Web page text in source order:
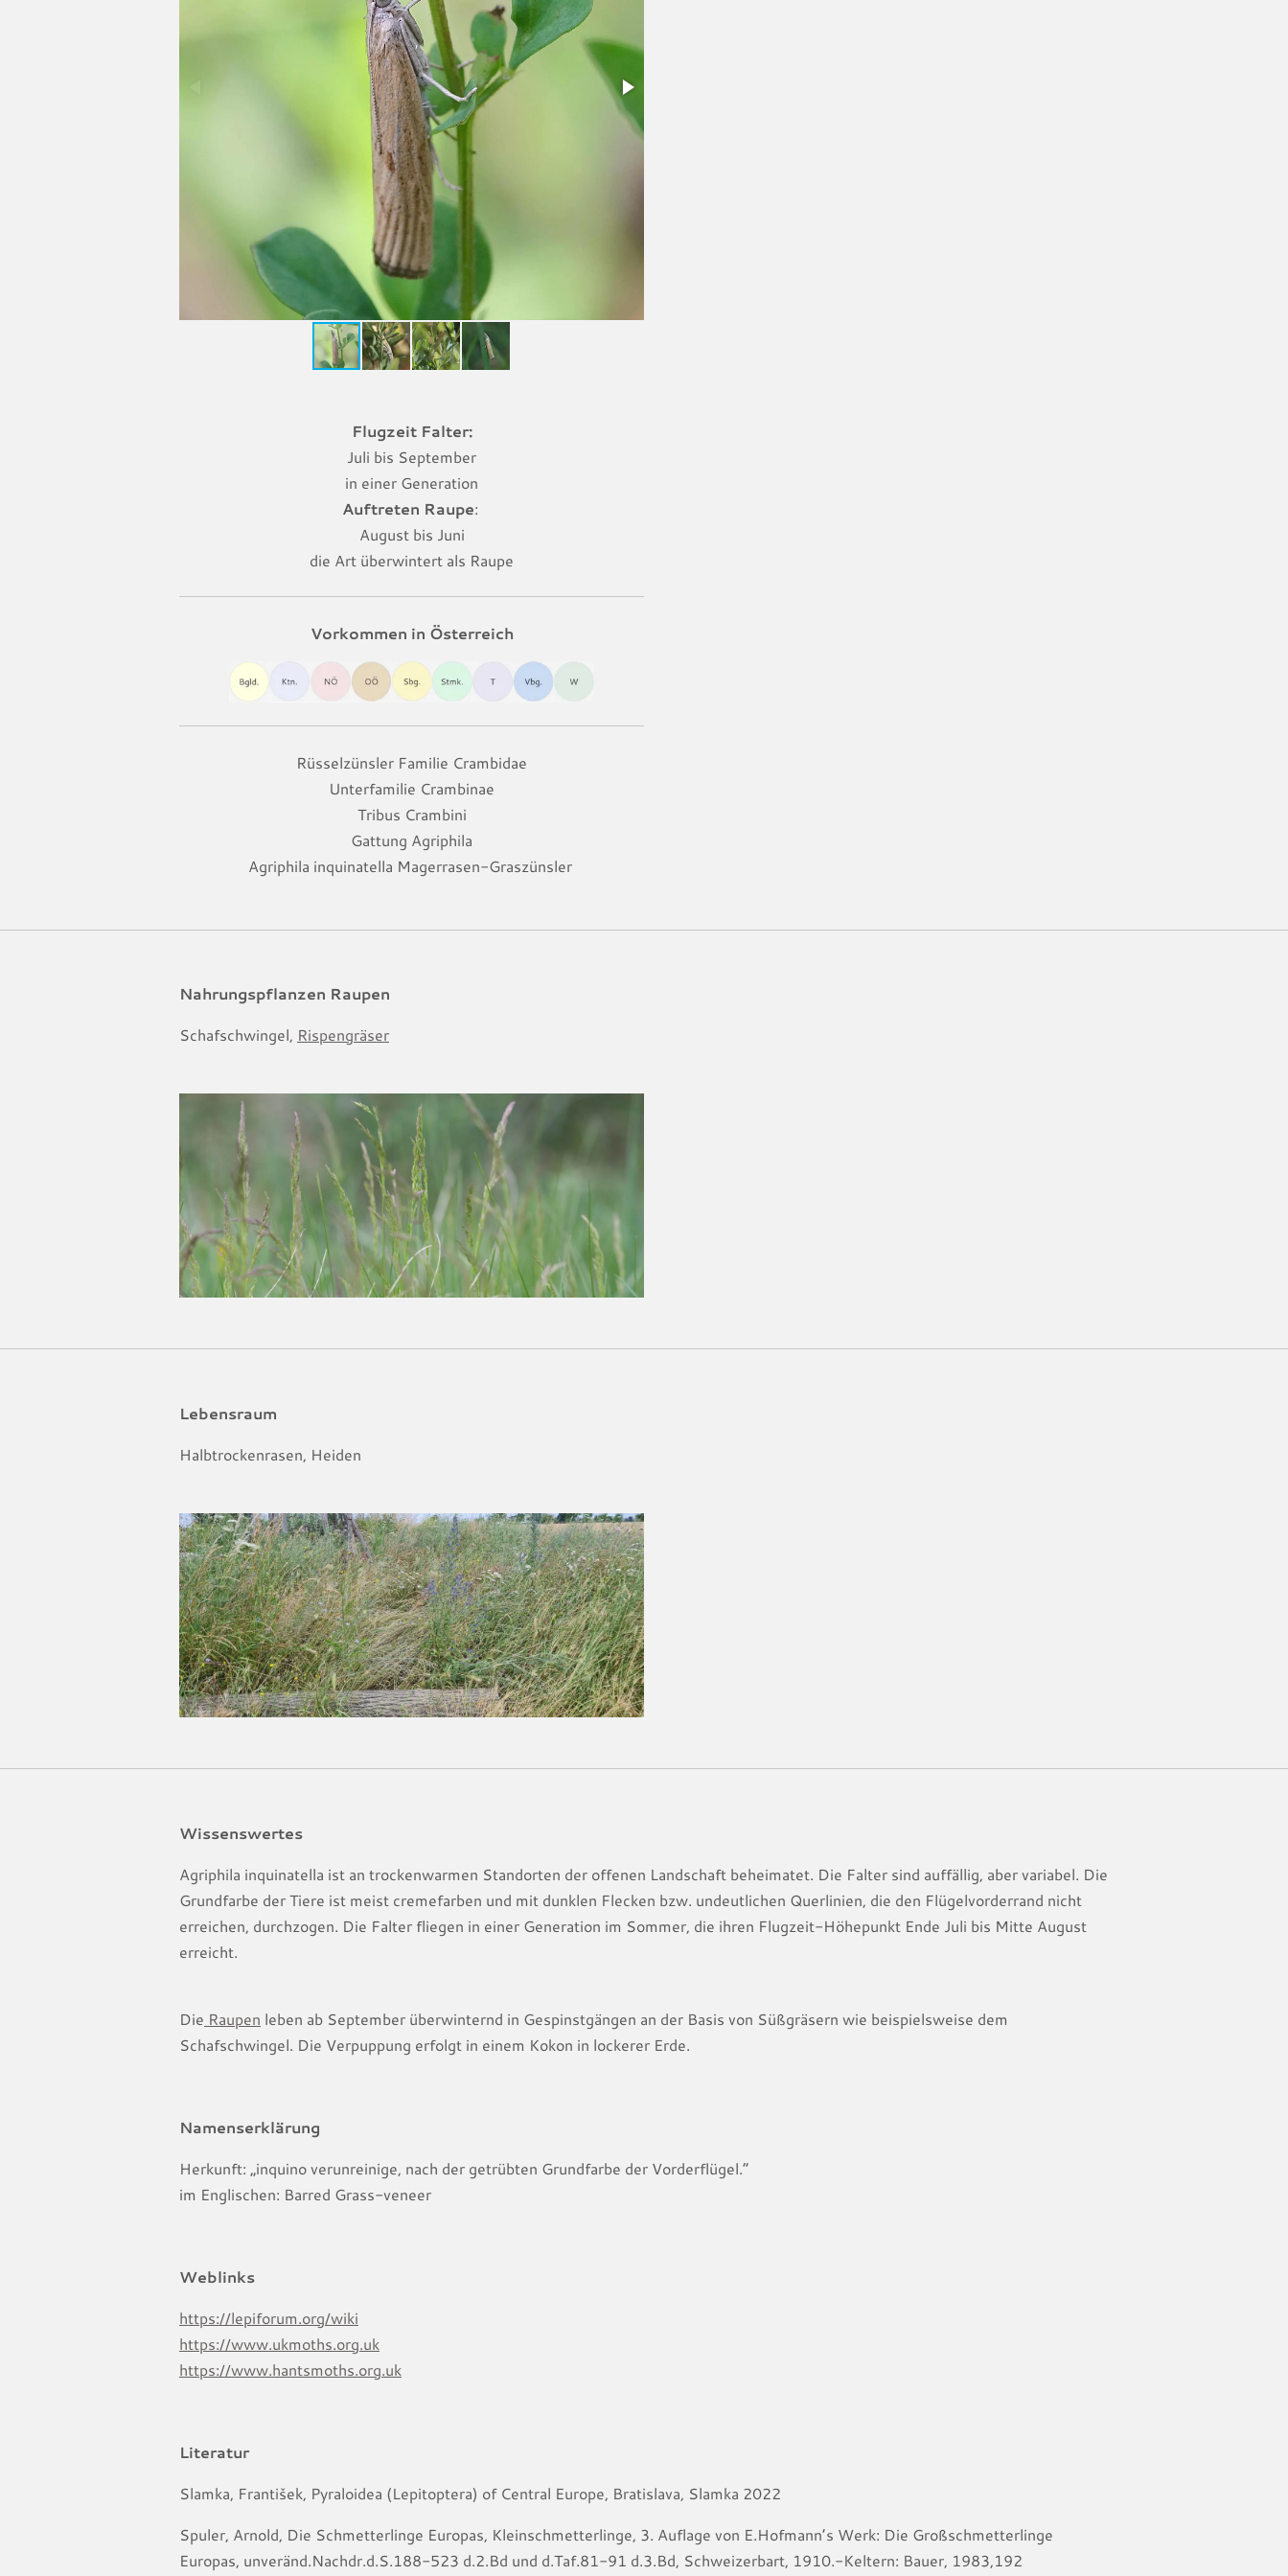
Flugzeit Falter:
Juli bis September
in einer Generation
Auftreten Raupe:
August bis Juni
die Art überwintert als Raupe
Vorkommen in Österreich
Rüsselzünsler Familie Crambidae
Unterfamilie Crambinae
Tribus Crambini
Gattung Agriphila
Agriphila inquinatella Magerrasen-Graszünsler
Nahrungspflanzen Raupen
Schafschwingel, Rispengräser
Lebensraum
Halbtrockenrasen, Heiden
Wissenswertes
Agriphila inquinatella ist an trockenwarmen Standorten der offenen Landschaft beheimatet. Die Falter sind auffällig, aber variabel. Die
Grundfarbe der Tiere ist meist cremefarben und mit dunklen Flecken bzw. undeutlichen Querlinien, die den Flügelvorderrand nicht
erreichen, durchzogen. Die Falter fliegen in einer Generation im Sommer, die ihren Flugzeit-Höhepunkt Ende Juli bis Mitte August
erreicht.
Die Raupen leben ab September überwinternd in Gespinstgängen an der Basis von Süßgräsern wie beispielsweise dem
Schafschwingel. Die Verpuppung erfolgt in einem Kokon in lockerer Erde.
Namenserklärung
Herkunft: „inquino verunreinige, nach der getrübten Grundfarbe der Vorderflügel.“
im Englischen: Barred Grass-veneer
Weblinks
https://lepiforum.org/wiki
https://www.ukmoths.org.uk
https://www.hantsmoths.org.uk
Literatur
Slamka, František, Pyraloidea (Lepitoptera) of Central Europe, Bratislava, Slamka 2022
Spuler, Arnold, Die Schmetterlinge Europas, Kleinschmetterlinge, 3. Auflage von E.Hofmann’s Werk: Die Großschmetterlinge
Europas, unveränd.Nachdr.d.S.188-523 d.2.Bd und d.Taf.81-91 d.3.Bd, Schweizerbart, 1910.-Keltern: Bauer, 1983,192